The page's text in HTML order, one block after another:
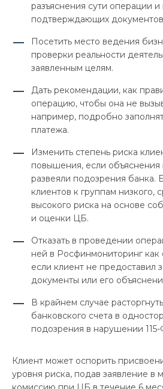
разъяснения сути операции
подтверждающих
Посетить место ведения
проверки реальности
заявленным целям.
Дать рекомендации, как
операцию, чтобы она не
например, подробно
платежа.
Изменить степень риска
повышения, если
развеяли подозрения банка.
клиентов к группам низкого,
высокого риска на основе
и оценки ЦБ.
Отказать в проведении
ней в Росфинмониторинг как
если клиент не предоставил
документы или его
В крайнем случае
банковского счета в
подозрения в нарушении
Клиент может оспорить
уровня риска, подав заявление в